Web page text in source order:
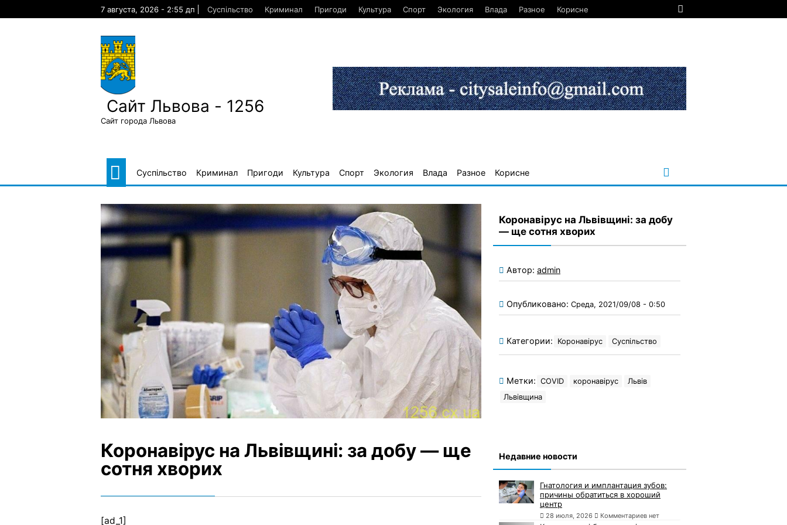
7 августа, 2026 - 2:55 дп Суспільство Криминал Пригоди Культура Спорт Экология Влада Разное Корисне
Сайт Львова - 1256
Сайт города Львова
Суспільство Криминал Пригоди Культура Спорт Экология Влада Разное Корисне
Коронавірус на Львівщині: за добу — ще
сотня хворих
[ad_1]
Коронавірус на Львівщині: за добу
— ще сотня хворих
Автор: admin
Опубликовано: Среда, 2021/09/08 - 0:50
Категории: Коронавірус Суспільство
Метки: COVID коронавірус
Львів
Львівщина
Недавние новости
Гнатология и имплантация зубов:
причины обратиться в хороший
центр
28 июля, 2026 Комментариев нет